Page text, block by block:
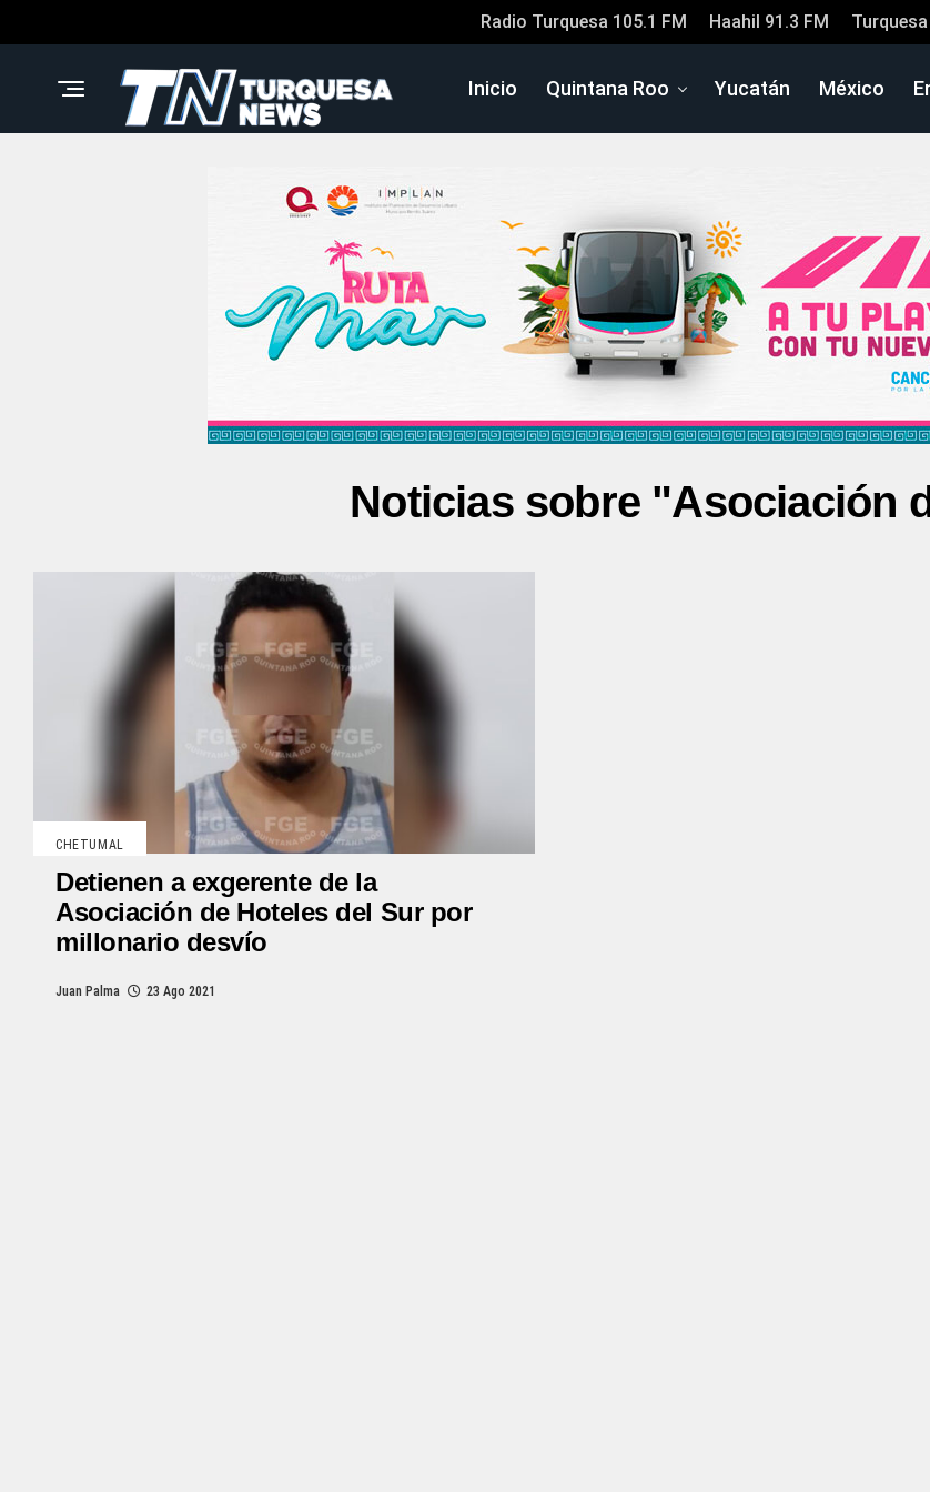
Radio Turquesa 105.1 FM Haahil 91.3 FM
Inicio Quintana Roo Yucatán México
Noticias sobre "Asociación
CHETUMAL
Detienen a exgerente de la
Asociación de Hoteles del Sur por
millonario desvío
Juan Palma 23 Ago 2021